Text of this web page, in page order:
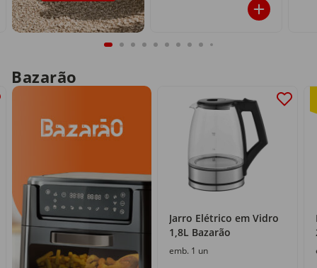
Bazarão
Jarro Elétrico em Vidro
1,8L Bazarão
emb. 1 un